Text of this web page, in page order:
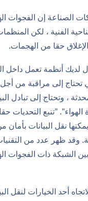
الصناعة إن الفجوات
الفنية ، لكن المنظمات
حقا من الهجمات.
لديك أنظمة تعمل داخل
تحتاج إلى مراقبة من
محدثة ، وتحتاج إلى تبادل
"تنبع التحديات
يمكنها نقل البيانات
وقد ظهر عدد من
الشبكة ذات الفجوات
أحد الخيارات لنقل